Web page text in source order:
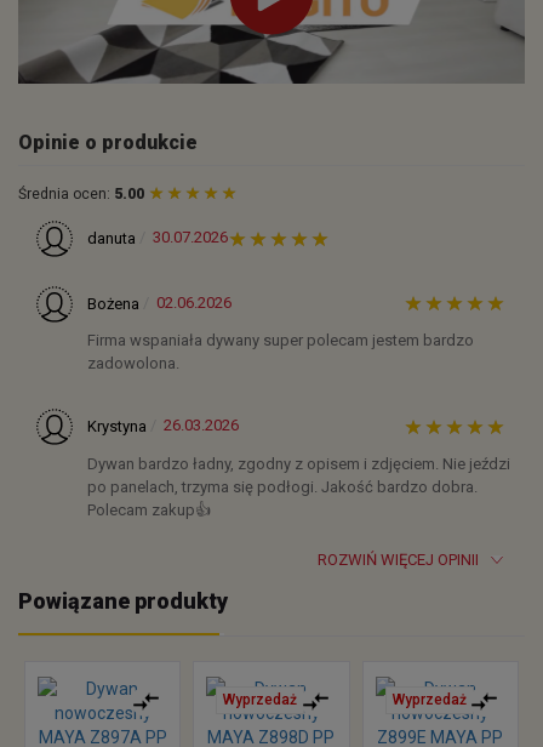
Opinie o produkcie
Średnia ocen: 5.00
danuta 30.07.2026
Bożena 02.06.2026
Firma wspaniała dywany super polecam jestem bardzo
zadowolona.
Krystyna 26.03.2026
Dywan bardzo ładny, zgodny z opisem i zdjęciem. Nie jeździ
po panelach, trzyma się podłogi. Jakość bardzo dobra.
Polecam zakup👍️
ROZWIŃ WIĘCEJ OPINII
Powiązane produkty
Wyprzedaż Wyprzedaż